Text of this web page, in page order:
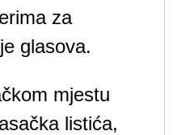
za
glasova.
mjestu
listića,